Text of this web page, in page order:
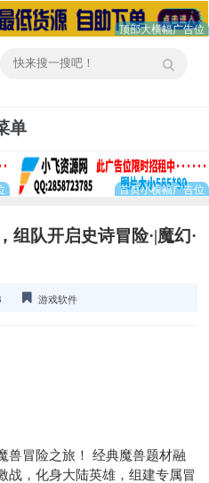
单
组队开启史诗冒险·|魔幻·
游戏软件
兽冒险之旅！ 经典魔兽题材融
战，化身大陆英雄，组建专属冒